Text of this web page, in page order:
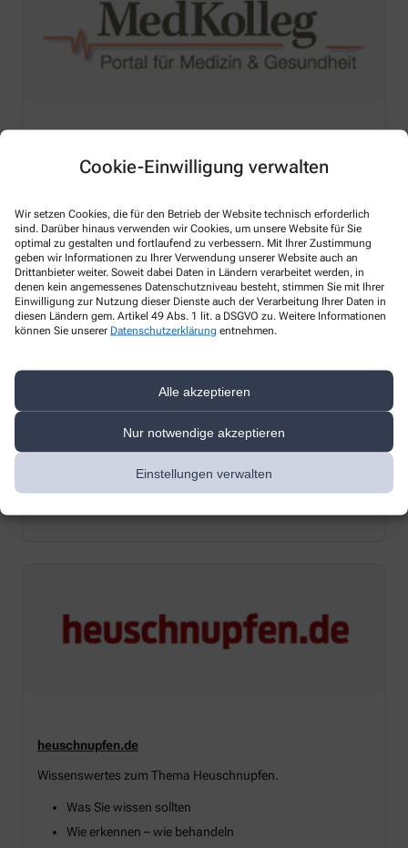
Cookie-Einwilligung verwalten
Wir setzen Cookies, die für den Betrieb der Website technisch erforderlich
sind. Darüber hinaus verwenden wir Cookies, um unsere Website für Sie
optimal zu gestalten und fortlaufend zu verbessern. Mit Ihrer Zustimmung
geben wir Informationen zu Ihrer Verwendung unserer Website auch an
Drittanbieter weiter. Soweit dabei Daten in Ländern verarbeitet werden, in
denen kein angemessenes Datenschutzniveau besteht, stimmen Sie mit Ihrer
Einwilligung zur Nutzung dieser Dienste auch der Verarbeitung Ihrer Daten in
diesen Ländern gem. Artikel 49 Abs. 1 lit. a DSGVO zu. Weitere Informationen
können Sie unserer Datenschutzerklärung entnehmen.
Alle akzeptieren
Nur notwendige akzeptieren
Einstellungen verwalten
Med-Kolleg ist ein Medizinportal mit allgemeinen Themen
kalorientabelle.net
Hier finden Sie jede Menge aktueller Informationen sowie
heuschnupfen.de
Wissenswertes zum Thema Heuschnupfen.
Was Sie wissen sollten
Wie erkennen – wie behandeln